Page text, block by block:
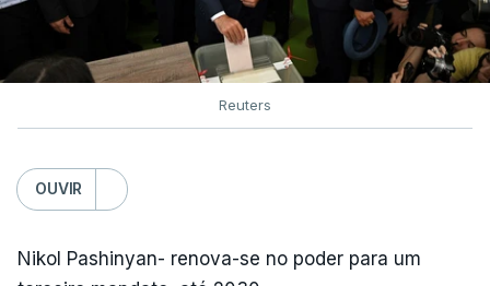
Reuters
OUVIR
Nikol Pashinyan- renova-se no poder para um